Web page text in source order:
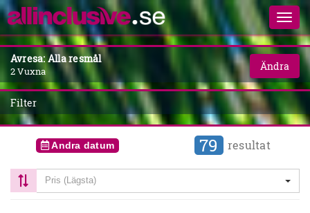
Avresa: Alla resmål
2 Vuxna Ändra
Filter
Andra datum 79 resultat
Pris (Lägsta)